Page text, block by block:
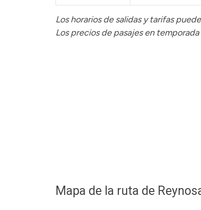
Los horarios de salidas y tarifas
Los precios de pasajesen
Mapa de la ruta de